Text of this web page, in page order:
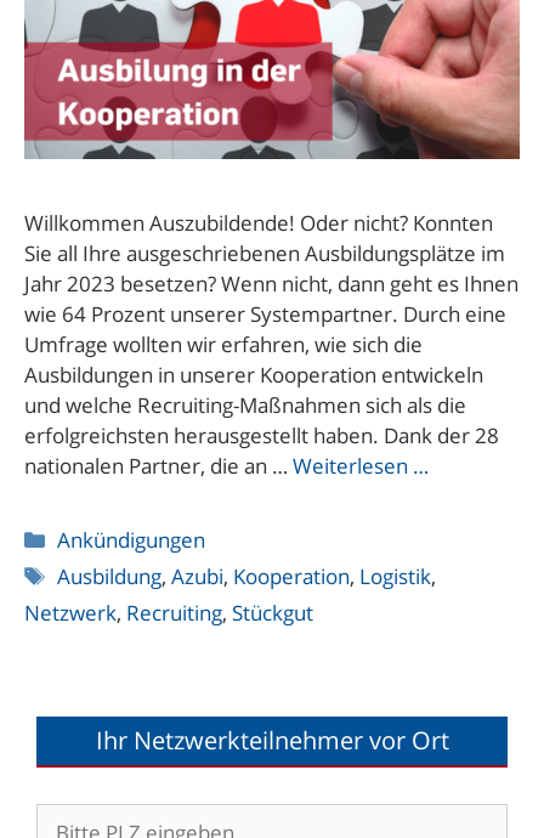
Willkommen Auszubildende! Oder nicht? Konnten
Sie all Ihre ausgeschriebenen Ausbildungsplätze im
Jahr 2023 besetzen? Wenn nicht, dann geht es Ihnen
wie 64 Prozent unserer Systempartner. Durch eine
Umfrage wollten wir erfahren, wie sich die
Ausbildungen in unserer Kooperation entwickeln
und welche Recruiting-Maßnahmen sich als die
erfolgreichsten herausgestellt haben. Dank der 28
nationalen Partner, die an … Weiterlesen …
Kategorien
Ankündigungen
Schlagwörter
Ausbildung,Azubi, Kooperation, Logistik,
Netzwerk, Recruiting, Stückgut
Ihr Netzwerkteilnehmer vor Ort